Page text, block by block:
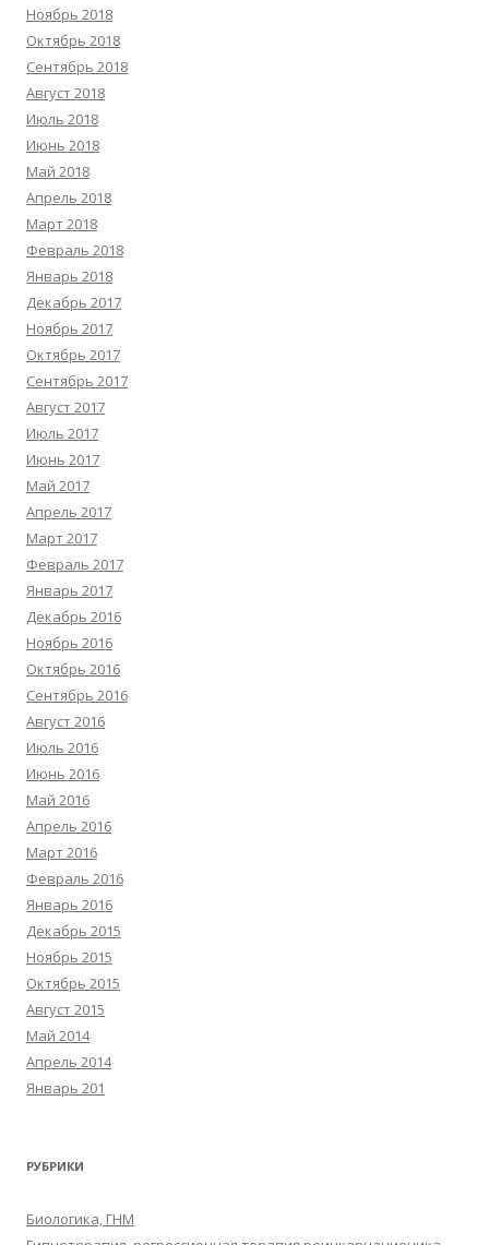
Ноябрь 2018
Октябрь 2018
Сентябрь 2018
Август 2018
Июль 2018
Июнь 2018
Май 2018
Апрель 2018
Март 2018
Февраль 2018
Январь 2018
Декабрь 2017
Ноябрь 2017
Октябрь 2017
Сентябрь 2017
Август 2017
Июль 2017
Июнь 2017
Май 2017
Апрель 2017
Март 2017
Февраль 2017
Январь 2017
Декабрь 2016
Ноябрь 2016
Октябрь 2016
Сентябрь 2016
Август 2016
Июль 2016
Июнь 2016
Май 2016
Апрель 2016
Март 2016
Февраль 2016
Январь 2016
Декабрь 2015
Ноябрь 2015
Октябрь 2015
Август 2015
Май 2014
Апрель 2014
Январь 201
РУБРИКИ
Биологика, ГНМ